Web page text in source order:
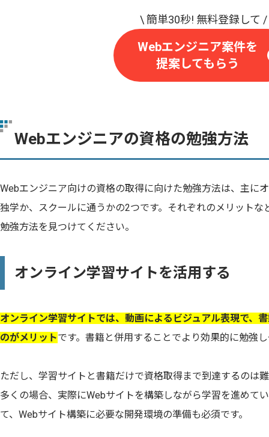
Webエンジニア案件を
提案してもらう
Webエンジニアの資格の勉強方法
Webエンジニア向けの資格の取得に向けた勉強方法は、主に
独学か、スクールに通うかの2つです。それぞれのメリット
勉強方法を見つけてください。
オンライン学習サイトを活用する
オンライン学習サイトでは、動画によるビジュアル表現で、
のがメリットです。書籍と併用することでより効果的に勉強
ただし、学習サイトと書籍だけで資格取得まで到達するのは
多くの場合、実際にWebサイトを構築しながら学習を進めて
て、Webサイト構築に必要な開発環境の準備も必須です。